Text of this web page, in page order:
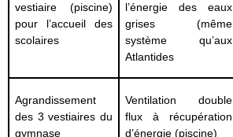
vestiaire (piscine)
pour l’accueil des
scolaires
l’énergie des eaux
grises (même
système qu’aux
Atlantides
Agrandissement
des 3 vestiaires du
gymnase
Ventilation double
flux à récupération
d’énergie (piscine)